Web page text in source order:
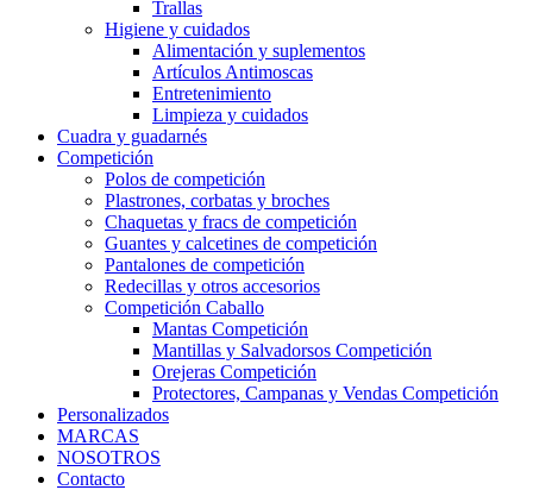
Trallas
Higiene y cuidados
Alimentación y suplementos
Artículos Antimoscas
Entretenimiento
Limpieza y cuidados
Cuadra y guadarnés
Competición
Polos de competición
Plastrones, corbatas y broches
Chaquetas y fracs de competición
Guantes y calcetines de competición
Pantalones de competición
Redecillas y otros accesorios
Competición Caballo
Mantas Competición
Mantillas y Salvadorsos Competición
Orejeras Competición
Protectores, Campanas y Vendas Competición
Personalizados
MARCAS
NOSOTROS
Contacto